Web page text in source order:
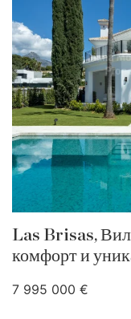
Las Brisas,
комфорт и
7 995 000 €